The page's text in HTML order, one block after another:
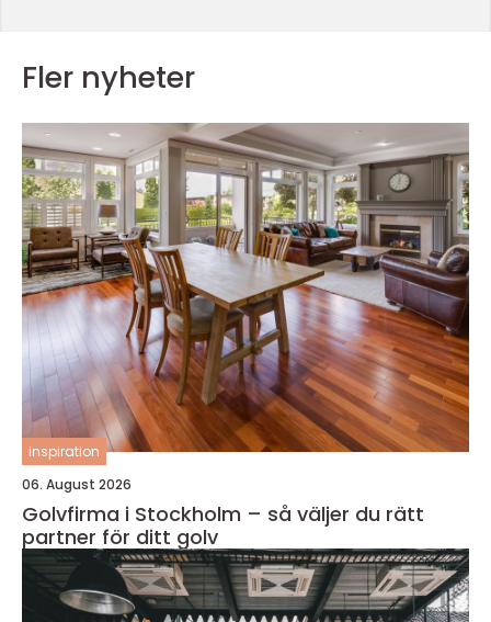
Fler nyheter
inspiration
06. August 2026
Golvfirma i Stockholm – så väljer du rätt
partner för ditt golv